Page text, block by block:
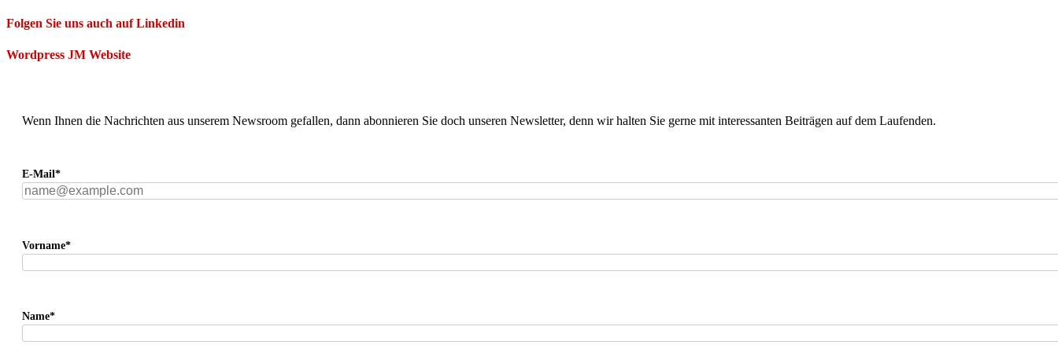
Folgen Sie uns auch auf Linkedin
Wordpress JM Website
Wenn Ihnen die Nachrichten aus unserem Newsroom gefallen, dann abonnieren Sie doch unseren Newsletter, denn wir halten Sie gerne mit interessanten Beiträgen auf dem Laufenden.
E-Mail*
Vorname*
Name*